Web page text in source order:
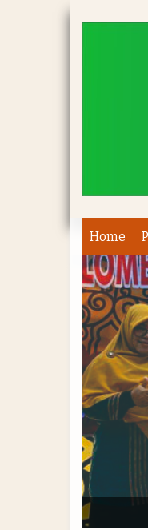
Home
Sabtu,